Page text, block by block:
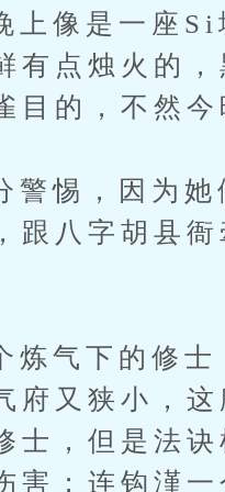
是一座Si城
有点烛火的
目的，不然今
，因为她们
跟八字胡县
下的修士，
府又狭小，
士，但是法
；连钩漌一